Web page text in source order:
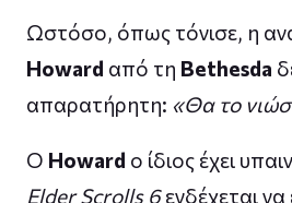
Ωστόσο, όπως τόνισε, η
Howard από τη Bethesda
απαρατήρητη: «Θα το
Ο Howard ο ίδιος έχει
Elder Scrolls 6ενδέχεται να